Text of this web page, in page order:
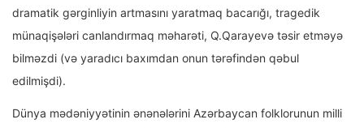
dramatik gərginliyin artmasını yaratmaq bacarığı, tragedik
münaqişələri canlandırmaq məharəti, Q.Qarayevə təsir etməyə
bilməzdi (və yaradıcı baxımdan onun tərəfindən qəbul
edilmişdi).
Dünya mədəniyyətinin ənənələrini Azərbaycan folklorunun milli